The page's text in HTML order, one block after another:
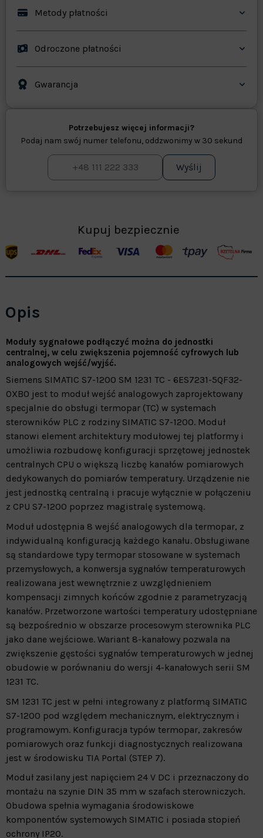
Metody płatności
Odroczone płatności
Gwarancja
Potrzebujesz więcej informacji?
Podaj nam swój numer telefonu, oddzwonimy w 30 sekund
Wyślij
Kupuj bezpiecznie
Opis
Moduły sygnałowe podłączyć można do jednostki
centralnej, w celu zwiększenia pojemność cyfrowych lub
analogowych wejść/wyjść.
Siemens SIMATIC S7-1200 SM 1231 TC - 6ES7231-5QF32-
0XB0 jest to moduł wejść analogowych zaprojektowany
specjalnie do obsługi termopar (TC) w systemach
sterowników PLC z rodziny SIMATIC S7-1200. Moduł
stanowi element architektury modułowej tej platformy i
umożliwia rozbudowę konfiguracji sprzętowej jednostek
centralnych CPU o większą liczbę kanałów pomiarowych
dedykowanych do pomiarów temperatury. Urządzenie nie
jest jednostką centralną i pracuje wyłącznie w połączeniu
z CPU S7-1200 poprzez magistralę systemową.
Moduł udostępnia 8 wejść analogowych dla termopar, z
indywidualną konfiguracją każdego kanału. Obsługiwane
są standardowe typy termopar stosowane w systemach
przemysłowych, a konwersja sygnałów temperaturowych
realizowana jest wewnętrznie z uwzględnieniem
kompensacji zimnych końców zgodnie z parametryzacją
kanałów. Przetworzone wartości temperatury udostępniane
są bezpośrednio w obszarze procesowym sterownika PLC
jako dane wejściowe. Wariant 8-kanałowy pozwala na
zwiększenie gęstości sygnałów temperaturowych w jednej
obudowie w porównaniu do wersji 4-kanałowych serii SM
1231 TC.
SM 1231 TC jest w pełni integrowany z platformą SIMATIC
S7-1200 pod względem mechanicznym, elektrycznym i
programowym. Konfiguracja typów termopar, zakresów
pomiarowych oraz funkcji diagnostycznych realizowana
jest w środowisku TIA Portal (STEP 7).
Moduł zasilany jest napięciem 24 V DC i przeznaczony do
montażu na szynie DIN 35 mm w szafach sterowniczych.
Obudowa spełnia wymagania środowiskowe
komponentów systemowych SIMATIC i posiada stopień
ochrony IP20.